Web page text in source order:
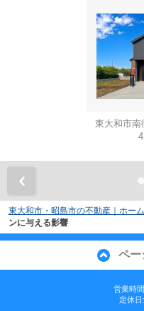
東大和市南
東大和市・昭島市の不動産｜ホー
ンに与える影響
ペー
営業時
定休日